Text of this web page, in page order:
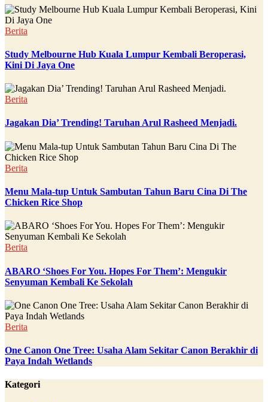
Berita
Study Melbourne Hub Kuala Lumpur Kembali Beroperasi,
Kini Di Jaya One
Berita
Jagakan Dia’ Trending! Taruhan Arul Rasheed Menjadi.
Berita
Menu Mala-tup Untuk Sambutan Tahun Baru Cina Di The
Chicken Rice Shop
Berita
ABARO ‘Shoes For You. Hopes For Them’: Mengukir
Senyuman Kembali Ke Sekolah
Berita
One Canon One Tree: Usaha Alam Sekitar Canon Berakhir di
Paya Indah Wetlands
Kategori